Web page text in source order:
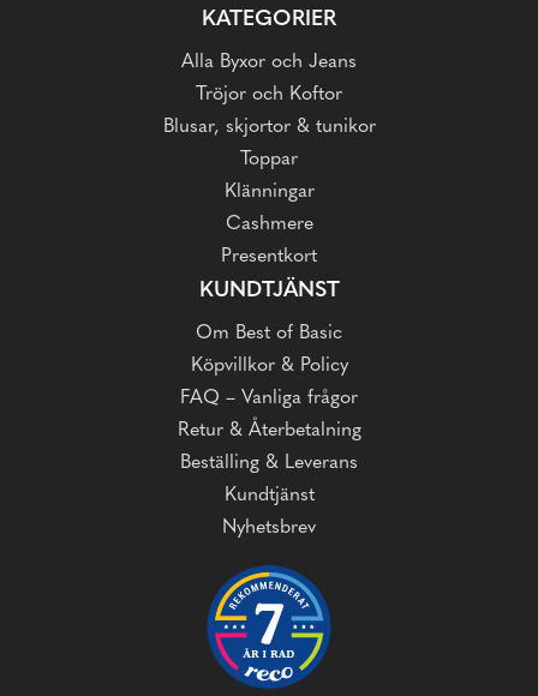
KATEGORIER
Alla Byxor och Jeans
Tröjor och Koftor
Blusar, skjortor & tunikor
Toppar
Klänningar
Cashmere
Presentkort
KUNDTJÄNST
Om Best of Basic
Köpvillkor & Policy
FAQ – Vanliga frågor
Retur & Återbetalning
Beställing & Leverans
Kundtjänst
Nyhetsbrev